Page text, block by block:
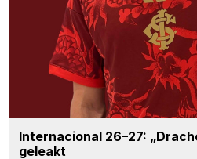
Internacional 26–27:
geleakt